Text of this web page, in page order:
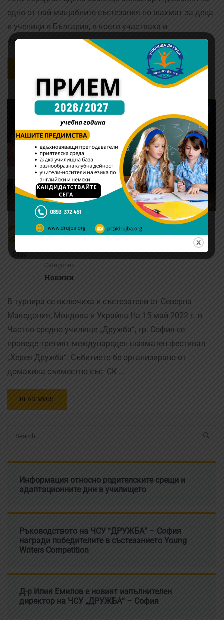
едно от най-мащабните състезания по шахмат за деца
и ученици в България, в което участваха и
чуждестранни …
26
May
ПРИКЛЮЧИ ТРЕТИЯТ МЕЖДУНАРОДЕН
ШАХМАТЕН ФЕСТИВАЛ „ХЕРЕЯ ДРУЖБА“
Categories
Новини
В турнира се включиха и състезатели от Северна
Македония, Молдова и Украйна На 15 май 2022 г. в
Частно средно училище „Дружба“, гр. София се
проведе третият международен шахматен фестивал
„Херея Дружба“. Събитието бе организирано от
домакина съвместно със СК …
READ MORE
Информация относно родителските срещи и
адаптационните дни в училището
Ръководството на ЧСУ “ДРУЖБА” – София
награди победителите в състезанието Young
Writers Competition
Д-р Илия Емилов е новият изпълнителен
директор на ЧСУ „ДРУЖБА“ – София